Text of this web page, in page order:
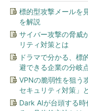
標的型攻撃メールを
を解説
サイバー攻撃の脅威
リティ対策とは
ドラマで分かる、標
避できる企業の分岐
VPNの脆弱性を狙う
セキュリティ対策」
Dark AIが台頭する